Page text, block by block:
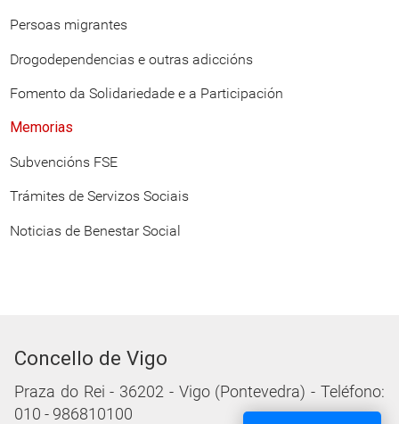
Persoas migrantes
Drogodependencias e outras adiccións
Fomento da Solidariedade e a Participación
Memorias
Subvencións FSE
Trámites de Servizos Sociais
Noticias de Benestar Social
Concello de Vigo
Praza do Rei - 36202 - Vigo (Pontevedra) - Teléfono:
010 - 986810100